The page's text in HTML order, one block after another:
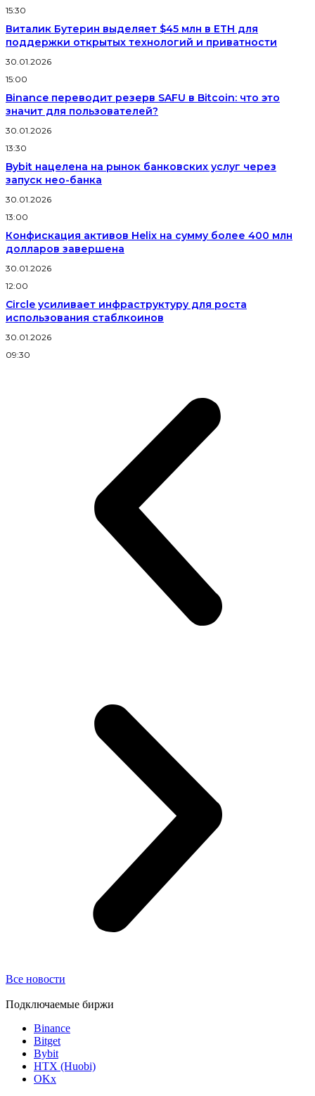
15:30
Виталик Бутерин выделяет $45 млн в ETH для
поддержки открытых технологий и приватности
30.01.2026
15:00
Binance переводит резерв SAFU в Bitcoin: что это
значит для пользователей?
30.01.2026
13:30
Bybit нацелена на рынок банковских услуг через
запуск нео-банка
30.01.2026
13:00
Конфискация активов Helix на сумму более 400 млн
долларов завершена
30.01.2026
12:00
Circle усиливает инфраструктуру для роста
использования стаблкоинов
30.01.2026
09:30
Все новости
Подключаемые биржи
Binance
Bitget
Bybit
HTX (Huobi)
OKx